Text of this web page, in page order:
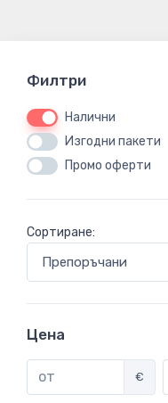
Филтри
Налични
Изгодни пакети
Промо оферти
Сортиране:
Цена
€